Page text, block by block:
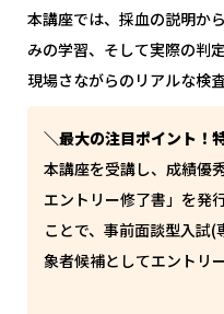
本講座では、採血の説明か
みの学習、そして実際の判
現場さながらのリアルな検
＼最大の注目ポイント！
本講座を受講し、成績優
エントリー修了書」を発
ことで、事前面談型入試
象者候補としてエントリ